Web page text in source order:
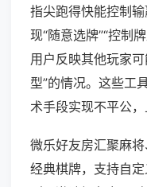
指尖跑得快能控制
现“随意选牌”“控制
用户反映其他玩家
型”的情况。这些工
术手段实现不平公，
微乐好友房汇聚麻
经典棋牌，支持自